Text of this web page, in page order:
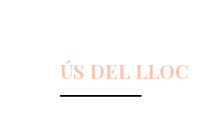
ÚS DEL LLOC